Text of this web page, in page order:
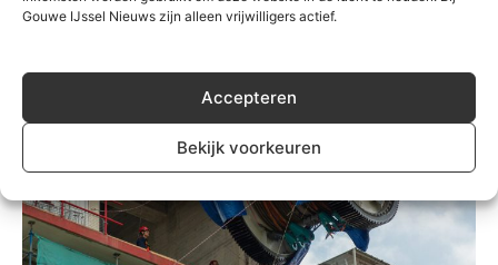
Gouwe IJssel Nieuws zijn alleen vrijwilligers actief.
Accepteren
Bekijk voorkeuren